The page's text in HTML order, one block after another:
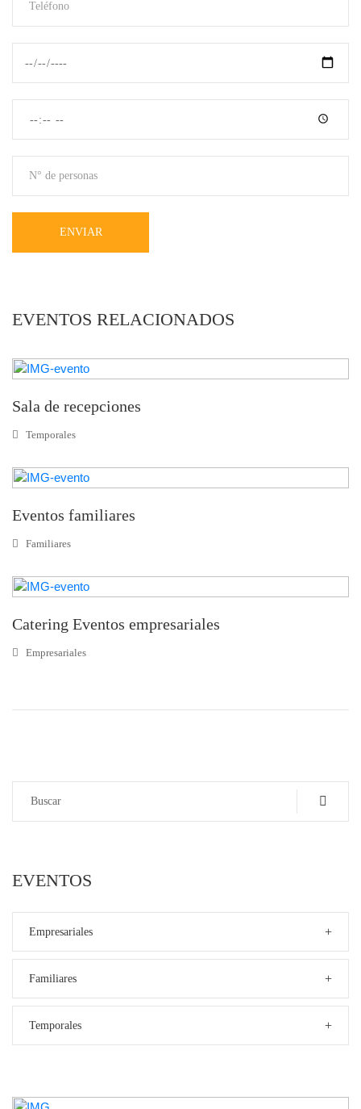
ENVIAR
EVENTOS RELACIONADOS
Sala de recepciones
Temporales
Eventos familiares
Familiares
Catering Eventos empresariales
Empresariales
EVENTOS
Empresariales +
Familiares +
Temporales +